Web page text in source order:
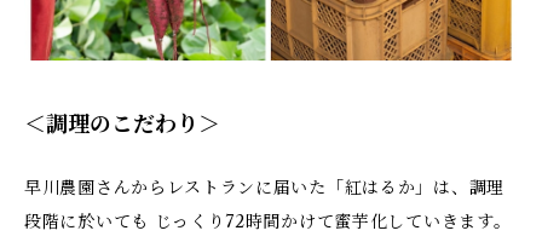
＜調理のこだわり＞
早川農園さんからレストランに届いた「紅はるか」は、調理
段階に於いても じっくり72時間かけて蜜芋化していきます。